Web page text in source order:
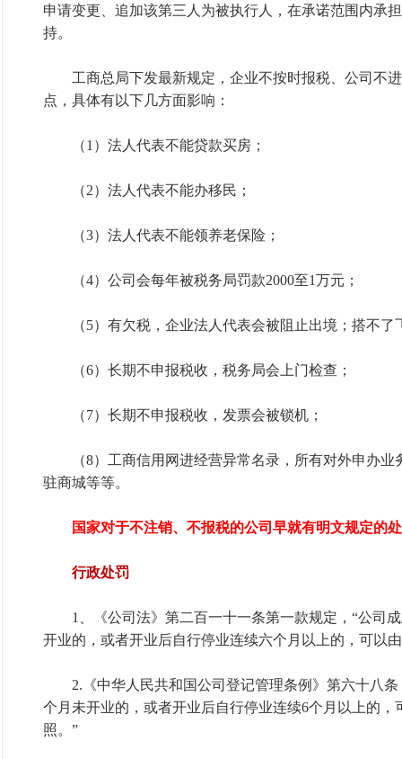
申请变更、追加该第三人为被执行人，在承诺范围内承
持。
工商总局下发最新规定，企业不按时报税、公司不进
点，具体有以下几方面影响：
（1）法人代表不能贷款买房；
（2）法人代表不能办移民；
（3）法人代表不能领养老保险；
（4）公司会每年被税务局罚款2000至1万元；
（5）有欠税，企业法人代表会被阻止出境；搭不了
（6）长期不申报税收，税务局会上门检查；
（7）长期不申报税收，发票会被锁机；
（8）工商信用网进经营异常名录，所有对外申办业
驻商城等等。
国家对于不注销、不报税的公司早就有明文规定的
行政处罚
1、《公司法》第二百一十一条第一款规定，“公司成
开业的，或者开业后自行停业连续六个月以上的，可以
2.《中华人民共和国公司登记管理条例》第六十八条
个月未开业的，或者开业后自行停业连续6个月以上的，
照。”